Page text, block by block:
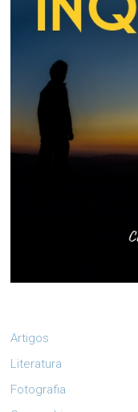
Artigos
Literatura
Fotografia